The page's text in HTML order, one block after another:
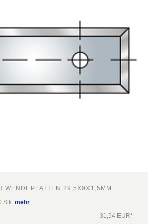
WENDEPLATTEN 29,5X9X1,5MM
Stk. mehr
31,54 EUR*